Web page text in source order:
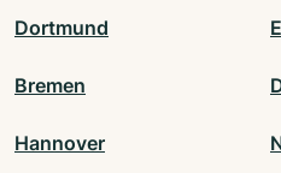
Dortmund
Bremen
Hannover